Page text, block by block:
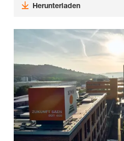
Herunterladen